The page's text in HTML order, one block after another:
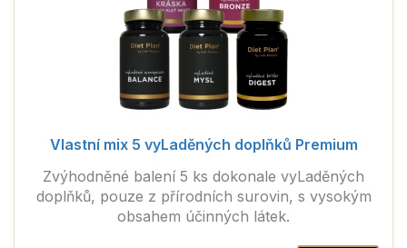
Vlastní mix 5 vyLaděných doplňků Premium
Zvýhodněné balení 5 ks dokonale vyLaděných
doplňků, pouze z přírodních surovin, s vysokým
obsahem účinných látek.